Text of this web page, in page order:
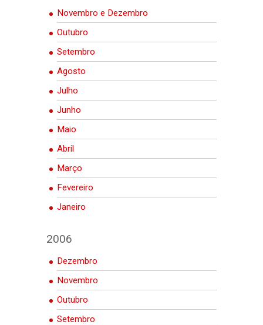
Novembro e Dezembro
Outubro
Setembro
Agosto
Julho
Junho
Maio
Abril
Março
Fevereiro
Janeiro
2006
Dezembro
Novembro
Outubro
Setembro